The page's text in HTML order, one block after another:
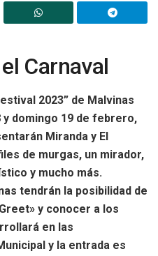
Carnaval
2023” de Malvinas
domingo 19 de febrero,
Miranda y El
de murgas, un mirador,
y mucho más.
tendrán la posibilidad de
y conocer a los
en las
y la entrada es